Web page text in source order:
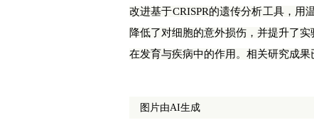
改进基于CRISPR的遗传分析工具，
降低了对细胞的意外损伤，并提升了
在发育与疾病中的作用。相关研究成果
图片由AI生成